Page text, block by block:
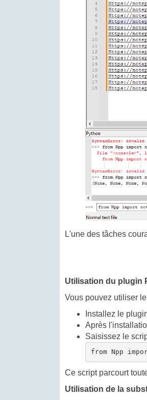
L'une des tâches
Utilisation du plugin
Vous pouvez utiliser
Installez le
Après
Saisissez le
Ce script parcourt
Utilisation de la